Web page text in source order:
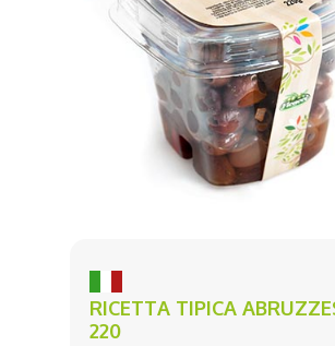
RICETTA TIPICA
220